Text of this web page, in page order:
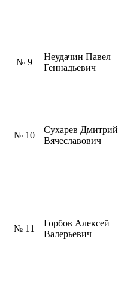
№ 9
Неудачин Павел
Геннадьевич
№ 10
Сухарев Дмитрий
Вячеславович
№ 11
Горбов Алексей
Валерьевич